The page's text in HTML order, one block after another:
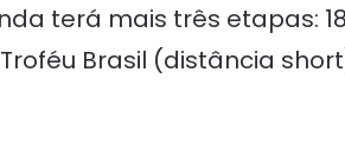
terá mais três etapas:
Brasil (distância